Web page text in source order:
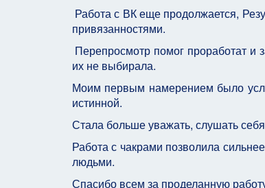
Работа с ВК еще продолжается,
привязанностями.
Перепросмотр помог проработат
их не выбирала.
Моим первым намерением было
истинной.
Стала больше уважать, слушать
Работа с чакрами позволила
людьми.
Спасибо всем за проделанную